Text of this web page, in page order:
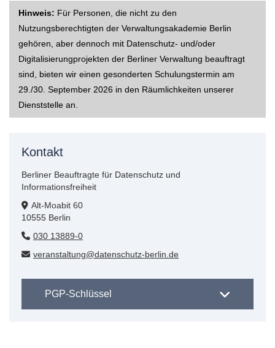
Hinweis: Für Personen, die nicht zu den
Nutzungsberechtigten der Verwaltungsakademie Berlin
gehören, aber dennoch mit Datenschutz- und/oder
Digitalisierungprojekten der Berliner Verwaltung beauftragt
sind, bieten wir einen gesonderten Schulungstermin am
29./30. September 2026 in den Räumlichkeiten unserer
Dienststelle an.
Kontakt
Berliner Beauftragte für Datenschutz und
Informationsfreiheit
Alt-Moabit 60
10555 Berlin
030 13889-0
veranstaltung@datenschutz-berlin.de
PGP-Schlüssel